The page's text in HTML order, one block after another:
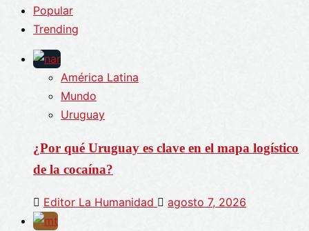
Popular
Trending
América Latina
Mundo
Uruguay
¿Por qué Uruguay es clave en el mapa logístico
de la cocaína?
Editor La Humanidad agosto 7, 2026